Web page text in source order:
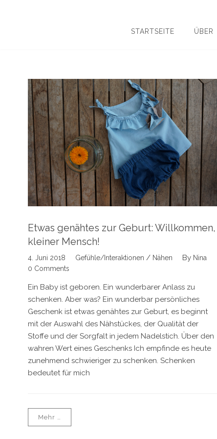
STARTSEITE ÜBER
Etwas genähtes zur Geburt: Willkommen,
kleiner Mensch!
4. Juni 2018 Gefühle/Interaktionen / Nähen By Nina
0 Comments
Ein Baby ist geboren. Ein wunderbarer Anlass zu
schenken. Aber was? Ein wunderbar persönliches
Geschenk ist etwas genähtes zur Geburt, es beginnt
mit der Auswahl des Nähstückes, der Qualität der
Stoffe und der Sorgfalt in jedem Nadelstich. Über den
wahren Wert eines Geschenks Ich empfinde es heute
zunehmend schwieriger zu schenken. Schenken
bedeutet für mich
Mehr …